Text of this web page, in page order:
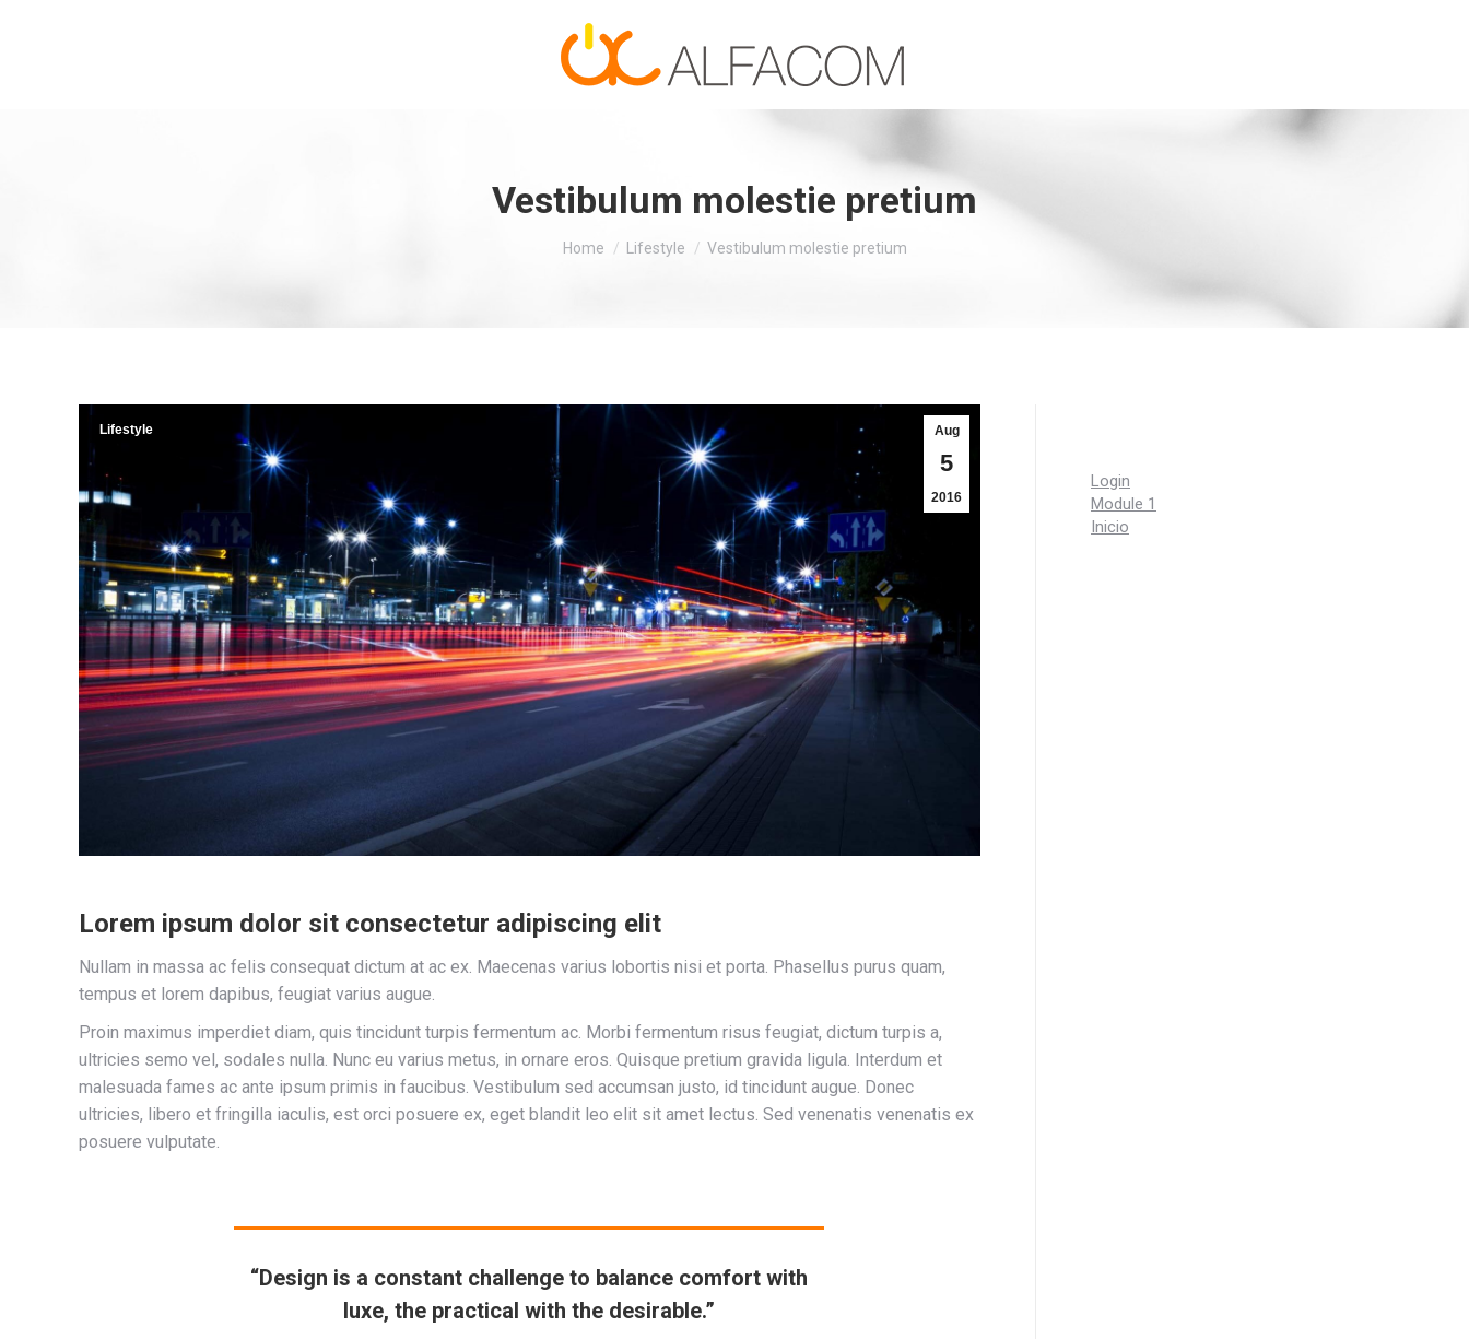
Vestibulum molestie pretium
You are here:
Home Lifestyle Vestibulum molestie pretium
Aug
5
2016
Lifestyle
Lorem ipsum dolor sit consectetur adipiscing elit
Nullam in massa ac felis consequat dictum at ac ex. Maecenas varius lobortis nisi et porta. Phasellus purus quam,
tempus et lorem dapibus, feugiat varius augue.
Proin maximus imperdiet diam, quis tincidunt turpis fermentum ac. Morbi fermentum risus feugiat, dictum turpis a,
ultricies semo vel, sodales nulla. Nunc eu varius metus, in ornare eros. Quisque pretium gravida ligula. Interdum et
malesuada fames ac ante ipsum primis in faucibus. Vestibulum sed accumsan justo, id tincidunt augue. Donec
ultricies, libero et fringilla iaculis, est orci posuere ex, eget blandit leo elit sit amet lectus. Sed venenatis venenatis ex
posuere vulputate.
“Design is a constant challenge to balance comfort with
luxe, the practical with the desirable.”
Login
Module 1
Inicio